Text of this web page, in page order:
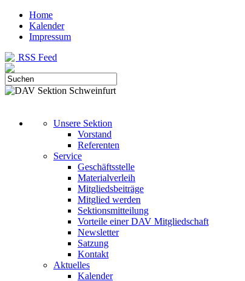
Home
Kalender
Impressum
RSS Feed
Unsere Sektion
Vorstand
Referenten
Service
Geschäftsstelle
Materialverleih
Mitgliedsbeiträge
Mitglied werden
Sektionsmitteilung
Vorteile einer DAV Mitgliedschaft
Newsletter
Satzung
Kontakt
Aktuelles
Kalender